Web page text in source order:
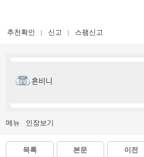
추천확인 신고 스팸신고
횬비니
메뉴 인장보기
목록 본문 이전